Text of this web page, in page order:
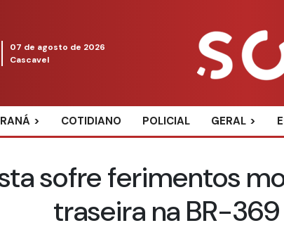
07 de agosto de 2026
Cascavel
COTIDIANO POLICIAL GERAL
sofre ferimentos
traseira na BR-